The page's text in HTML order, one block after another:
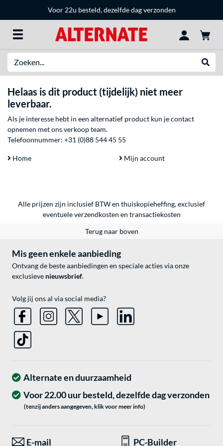
Voor 22u besteld, dezelfde dag verzonden
Helaas is dit product (tijdelijk) niet meer
leverbaar.
Als je interesse hebt in een alternatief product kun je contact
opnemen met ons verkoop team.
Telefoonnummer: +31 (0)88 544 45 55
Home Mijn account
Alle prijzen zijn inclusief BTW en thuiskopieheffing, exclusief
eventueleverzendkosten en transactiekosten
Terug naar boven
Mis geen enkele aanbieding
Ontvang de beste aanbiedingen en speciale acties via onze
exclusieve nieuwsbrief.
Volg jij ons al via social media?
Alternate en duurzaamheid
Voor 22.00 uur besteld, dezelfde dag verzonden
(tenzij anders aangegeven, klik voor meer info)
E-mail PC-Builder